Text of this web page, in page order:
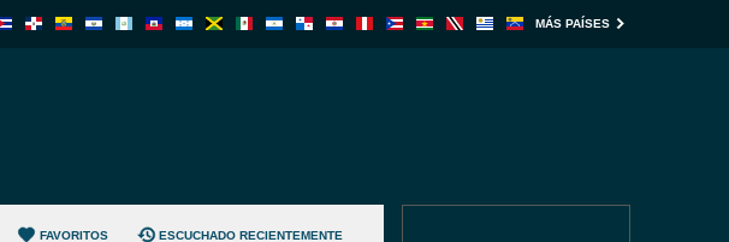
MÁS PAÍSES
FAVORITOS ESCUCHADO RECIENTEMENTE